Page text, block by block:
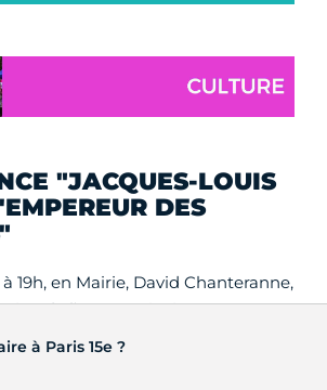
à Paris 15e ?
"JACQUES-LOUIS
DES
19h, en Mairie, David Chanteranne,
de l’art, vous invite à
exceptionnel de Jacques-
majeure de la Révolution